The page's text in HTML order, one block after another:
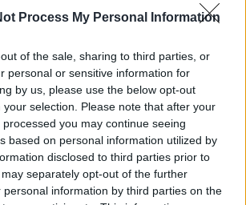
Process My Personal Information
of the sale, sharing to third parties, or
personal or sensitive information for
by us, please use the below opt-out
selection. Please note that after your
you may continue seeing
based on personal information utilized by
disclosed to third parties prior to
separately opt-out of the further
personal information by third parties on the
turchesca, non
La notte di
guardano le
e si esprimono